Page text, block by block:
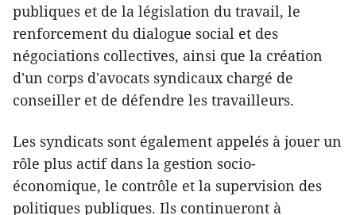
publiques et de la législation du travail, le
renforcement du dialogue social et des
négociations collectives, ainsi que la création
d'un corps d'avocats syndicaux chargé de
conseiller et de défendre les travailleurs.
Les syndicats sont également appelés à jouer un
rôle plus actif dans la gestion socio-
économique, le contrôle et la supervision des
politiques publiques. Ils continueront à